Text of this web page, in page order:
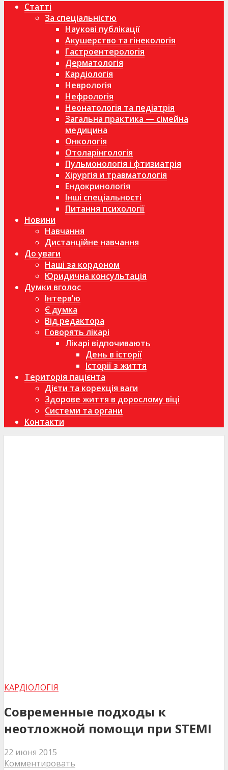
Статті
За спеціальністю
Наукові публікації
Акушерство та гінекологія
Гастроентерологія
Дерматологія
Кардіологія
Неврологія
Нефрологія
Неонатологія та педіатрія
Загальна практика — сімейна
медицина
Онкологія
Отоларінгологія
Пульмонологія і фтизиатрія
Хірургія и травматологія
Ендокринологія
Інші спеціальності
Питання психології
Новини
Навчання
Дистанційне навчання
До уваги
Наші за кордоном
Юридична консультація
Думки вголос
Інтерв’ю
Є думка
Від редактора
Говорять лікарі
Лікарі відпочивають
День в історії
Історії з життя
Територія пацієнта
Дієти та корекція ваги
Здорове життя в дорослому віці
Системи та органи
Контакти
КАРДІОЛОГІЯ
Современные подходы к
неотложной помощи при STEMI
22 июня 2015
Комментировать